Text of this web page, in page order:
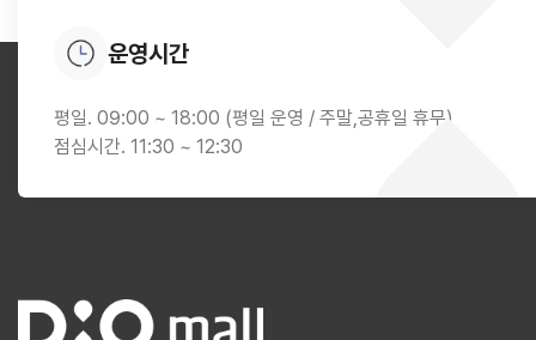
운영시간
평일. 09:00 ~ 18:00 (평일 운영 / 주말,공휴일 휴무)
점심시간. 11:30 ~ 12:30